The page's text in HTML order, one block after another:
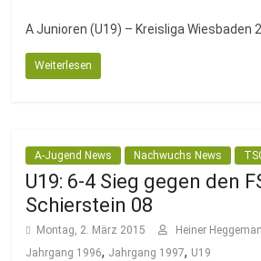
A Junioren (U19) – Kreisliga Wiesbaden
Weiterlesen
A-Jugend News Nachwuchs News
U19: 6-4 Sieg gegen den
Schierstein 08
Montag, 2. März 2015 Heiner
Jahrgang 1996, Jahrgang 1997, U19